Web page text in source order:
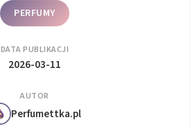
PERFUMY
DATA PUBLIKACJI
2026-03-11
AUTOR
Perfumettka.pl